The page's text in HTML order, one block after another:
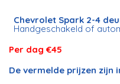
Chevrolet Spark 2-4
Handgeschakeld of
Per dag €45
De vermelde prijzen zijn